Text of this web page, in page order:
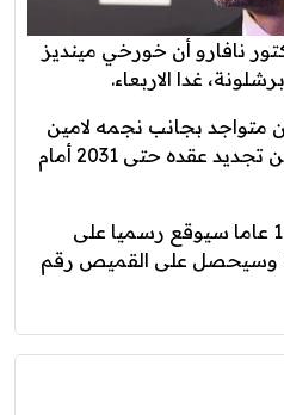
نافارو أن خورخي مينديز
غدا الاربعاء.
متواجد بجانب نجمه لامين
يامال في الاعلان الرسمي عن تجديد عقده حتى 2031 أمام
اللاعب الاسباني صاحب الـ 18 عاما سيوقع رسميا على
وسيحصل على القميص رقم